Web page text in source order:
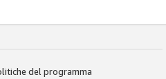
del programma